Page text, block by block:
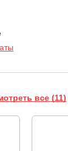
все (11)